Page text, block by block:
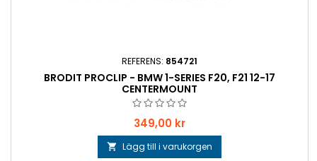
REFERENS: 854721
BRODIT PROCLIP - BMW 1-SERIES F20, F21 12-17
CENTERMOUNT
Pris
349,00 kr
 Lägg till i varukorgen